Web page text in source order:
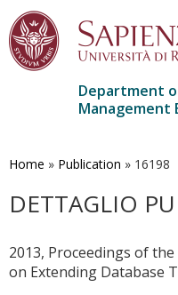
main
Department
Management
Home » Publication » 16198
DETTAGLIO
2013, Proceedings of
on Extending Database